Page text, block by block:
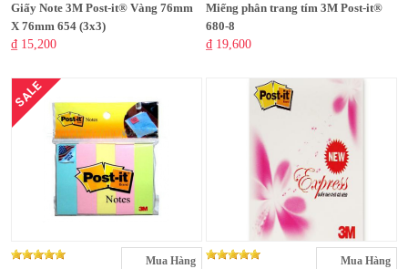
Giấy Note 3M Post-it® Vàng 76mm
X 76mm 654 (3x3)
₫ 15,200
Miếng phân trang tím 3M Post-it®
680-8
₫ 19,600
SALE
Mua Hàng Mua Hàng